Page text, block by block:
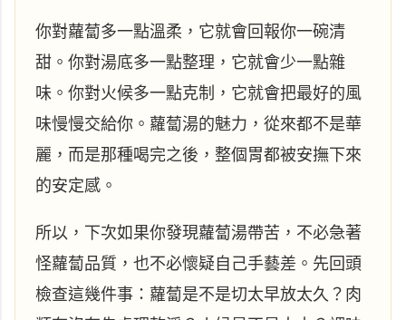
你對蘿蔔多一點溫柔，它就會回報你一碗清
甜。你對湯底多一點整理，它就會少一點雜
味。你對火候多一點克制，它就會把最好的風
味慢慢交給你。蘿蔔湯的魅力，從來都不是華
麗，而是那種喝完之後，整個胃都被安撫下來
的安定感。
所以，下次如果你發現蘿蔔湯帶苦，不必急著
怪蘿蔔品質，也不必懷疑自己手藝差。先回頭
檢查這幾件事：蘿蔔是不是切太早放太久？肉